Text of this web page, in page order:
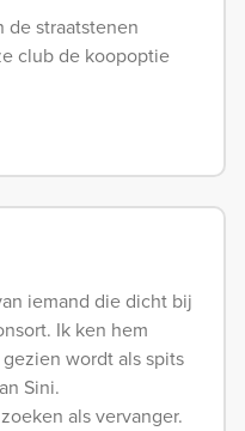
de straatstenen
club de koopoptie
iemand die dicht bij
Ik ken hem
wordt als spits
Sini.
als vervanger.